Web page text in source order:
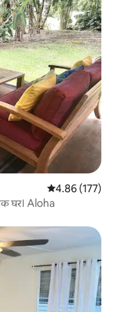
औसत रेटिंग 5 में से
4.86 (177)
घर। Aloha